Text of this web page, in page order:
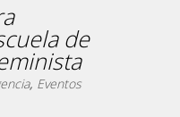
de
, Eventos